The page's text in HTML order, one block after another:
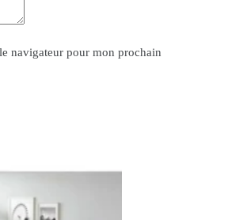
navigateur pour mon prochain